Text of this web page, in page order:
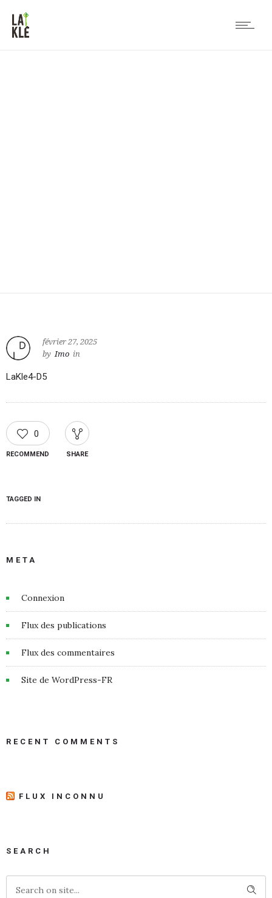
février 27, 2025
by Imo in
LaKle4-D5
0
RECOMMEND SHARE
TAGGED IN
META
Connexion
Flux des publications
Flux des commentaires
Site de WordPress-FR
RECENT COMMENTS
FLUX INCONNU
SEARCH